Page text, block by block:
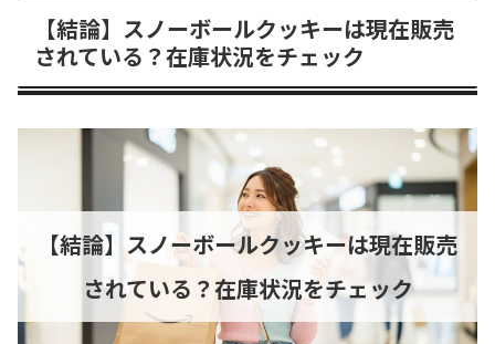
【結論】スノーボールクッキーは現在販売
されている？在庫状況をチェック
【結論】スノーボールクッキーは現在販売
されている？在庫状況をチェック